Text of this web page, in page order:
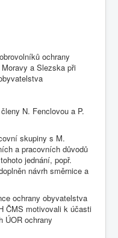
ochrany
a Slezska při
N. Fenclovou a P.
skupiny s M.
a pracovních důvodů
jednání, popř.
návrh směrnice a
ochrany obyvatelstva
ČMS motivovali k účasti
ÚOR ochrany